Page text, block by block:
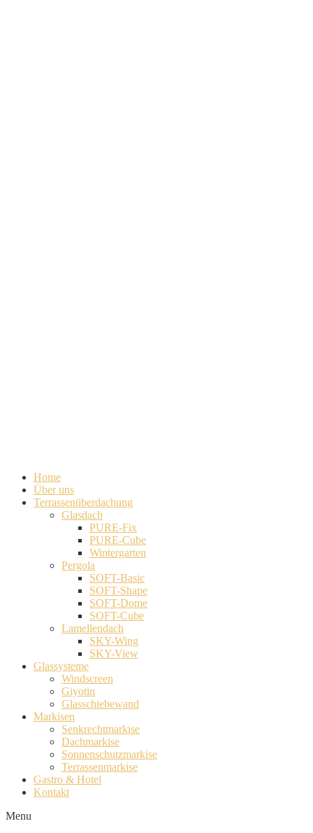
Home
Über uns
Terrassenüberdachung
Glasdach
PURE-Fix
PURE-Cube
Wintergarten
Pergola
SOFT-Basic
SOFT-Shape
SOFT-Dome
SOFT-Cube
Lamellendach
SKY-Wing
SKY-View
Glassysteme
Windscreen
Giyotin
Glasschiebewand
Markisen
Senkrechtmarkise
Dachmarkise
Sonnenschutzmarkise
Terrassenmarkise
Gastro & Hotel
Kontakt
Menu